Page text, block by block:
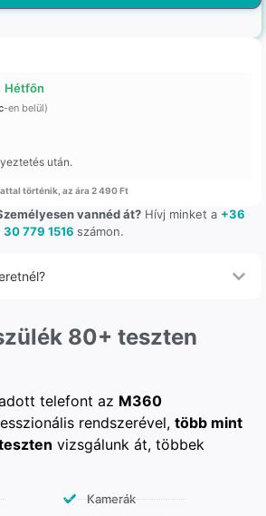
Hétfőn
-en belül)
után.
történik, az ára 2 490 Ft
vannéd át?Hívj minket a +36
30 779 1516 számon.
80+ teszten
telefont az M360
rendszerével, több mint
vizsgálunk át, többek
Kamerák